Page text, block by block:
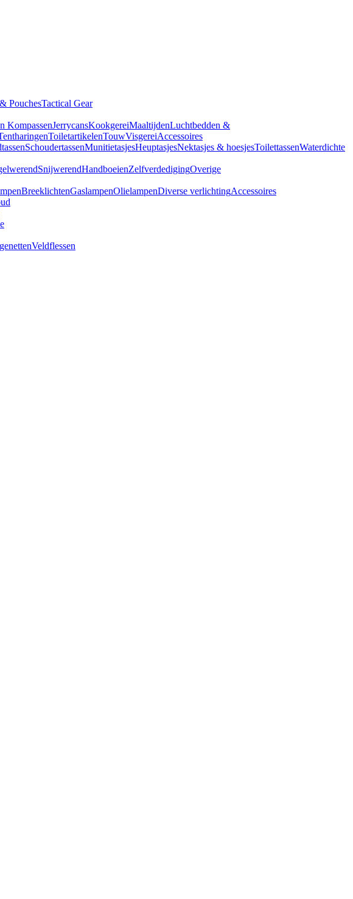
PouchesTactical Gear
KompassenJerrycansKookgereiMaaltijdenLuchtbedden &
ToiletartikelenTouwVisgereiAccessoires
SchoudertassenMunitietasjesHeuptasjesNektasjes & hoesjesToilettassenWaterdichte
SnijwerendHandboeienZelfverdedigingOverige
BreeklichtenGaslampenOlielampenDiverse verlichtingAccessoires
Veldflessen